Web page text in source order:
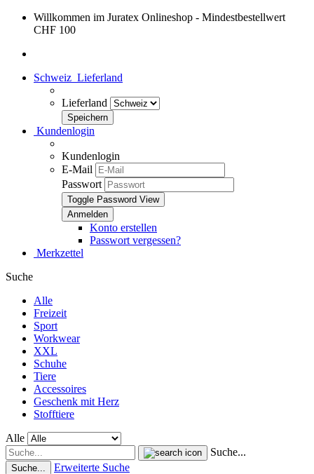
Willkommen im Juratex Onlineshop - Mindestbestellwert
CHF 100
Schweiz Lieferland
Lieferland
Kundenlogin
Kundenlogin
E-Mail
Passwort
Toggle Password View
Konto erstellen
Passwort vergessen?
Merkzettel
Suche
Alle
Freizeit
Sport
Workwear
XXL
Schuhe
Tiere
Accessoires
Geschenk mit Herz
Stofftiere
Alle
Suche...
Suche... Erweiterte Suche